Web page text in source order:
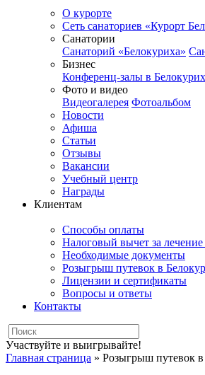
О курорте
Сеть санаториев «Курорт
Санатории
Санаторий «Белокуриха»
Бизнес
Конференц-залы в
Фото и видео
Видеогалерея Фотоальбом
Новости
Афиша
Статьи
Отзывы
Вакансии
Учебный центр
Награды
Клиентам
Способы оплаты
Налоговый вычет за лечение
Необходимые документы
Розыгрыш путевок в
Лицензии и сертификаты
Вопросы и ответы
Контакты
Участвуйте и выигрывайте!
Главная страница » Розыгрыш путевок в